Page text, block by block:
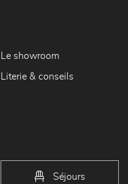
Le showroom
Literie & conseils
Séjours